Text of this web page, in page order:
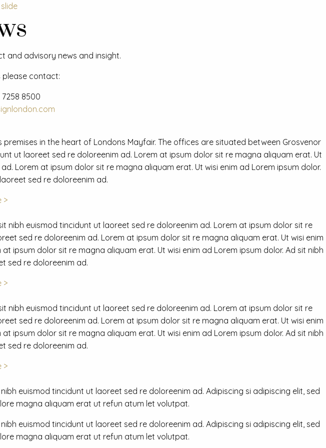
and advisory news and insight.
please contact:
8500
in the heart of Londons Mayfair. The offices are situated between Grosvenor
ut laoreet sed re doloreenim ad. Lorem at ipsum dolor sit re magna aliquam erat. Ut
Lorem at ipsum dolor sit re magna aliquam erat. Ut wisi enim ad Lorem ipsum dolor.
sed re doloreenim ad.
>
nibh euismod tincidunt ut laoreet sed re doloreenim ad. Lorem at ipsum dolor sit re
sed re doloreenim ad. Lorem at ipsum dolor sit re magna aliquam erat. Ut wisi enim
ipsum dolor sit re magna aliquam erat. Ut wisi enim ad Lorem ipsum dolor. Ad sit nibh
sed re doloreenim ad.
>
nibh euismod tincidunt ut laoreet sed re doloreenim ad. Lorem at ipsum dolor sit re
sed re doloreenim ad. Lorem at ipsum dolor sit re magna aliquam erat. Ut wisi enim
ipsum dolor sit re magna aliquam erat. Ut wisi enim ad Lorem ipsum dolor. Ad sit nibh
sed re doloreenim ad.
>
euismod tincidunt ut laoreet sed re doloreenim ad. Adipiscing si adipiscing elit, sed
magna aliquam erat ut refun atum let volutpat.
euismod tincidunt ut laoreet sed re doloreenim ad. Adipiscing si adipiscing elit, sed
magna aliquam erat ut refun atum let volutpat.